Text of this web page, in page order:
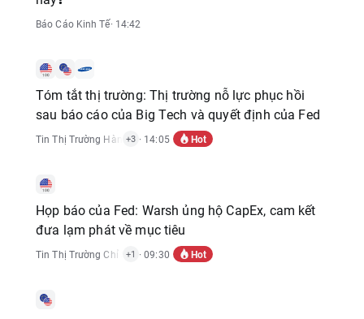
Báo Cáo Kinh Tế· 14:42
Tóm tắt thị trường: Thị trường nỗ lực phục hồi
sau báo cáo của Big Tech và quyết định của Fed
Tin Thị Trường Hàng Hóa,Báo Cáo Kinh Tế
+3 · 14:05 Hot
Họp báo của Fed: Warsh ủng hộ CapEx, cam kết
đưa lạm phát về mục tiêu
Tin Thị Trường Chỉ Số, Báo Cáo Kinh Tế
+1 · 09:30 Hot